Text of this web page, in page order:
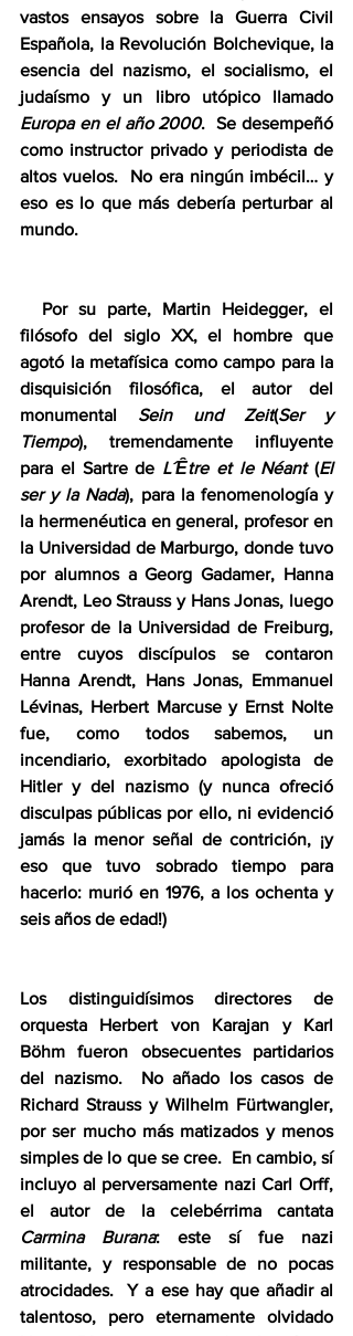
vastos ensayos sobre la Guerra Civil
Española, la Revolución Bolchevique, la
esencia del nazismo, el socialismo, el
Europa en el año 2000.  Se desempeñó
como instructor privado y periodista de
altos vuelos.  No era ningún imbécil… y
eso es lo que más debería perturbar al
mundo.
Por su parte, Martin Heidegger, el
filósofo del siglo XX, el hombre que
agotó la metafísica como campo para la
disquisición filosófica, el autor del
monumental Sein und Zeit(Ser y
Tiempo), tremendamente influyente
para el Sartre de L´Ȇtre et le Néant (El
ser y la Nada), para la fenomenología y
la hermenéutica en general, profesor en
la Universidad de Marburgo, donde tuvo
por alumnos a Georg Gadamer, Hanna
Arendt, Leo Strauss y Hans Jonas, luego
profesor de la Universidad de Freiburg,
entre cuyos discípulos se contaron
Hanna Arendt, Hans Jonas, Emmanuel
Lévinas, Herbert Marcuse y Ernst Nolte
fue, como todos sabemos, un
incendiario, exorbitado apologista de
Hitler y del nazismo (y nunca ofreció
disculpas públicas por ello, ni evidenció
jamás la menor señal de contrición, ¡y
eso que tuvo sobrado tiempo para
hacerlo: murió en 1976, a los ochenta y
seis años de edad!)
Los distinguidísimos directores de
orquesta Herbert von Karajan y Karl
Böhm fueron obsecuentes partidarios
del nazismo.  No añado los casos de
Richard Strauss y Wilhelm Fürtwangler,
por ser mucho más matizados y menos
simples de lo que se cree.  En cambio, sí
incluyo al perversamente nazi Carl Orff,
Carmina Burana: este sí fue nazi
militante, y responsable de no pocas
atrocidades.  Y a ese hay que añadir al
talentoso, pero eternamente olvidado